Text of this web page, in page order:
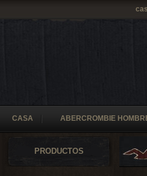
CASA ABERCROMBIE
PRODUCTOS